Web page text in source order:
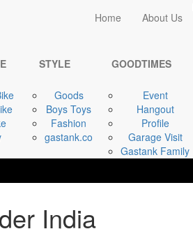
Home About Us
STYLE
Goods
Boys Toys
Fashion
gastank.co
GOODTIMES
Event
Hangout
Profile
Garage Visit
Gastank Family
Home
MOTORCYCLE
India